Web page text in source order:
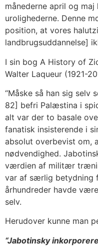
månederne april og
urolighederne. Denne
position, at vores
landbrugsuddannelse]
I sin bog A History of
Walter Laqueur (1921-
“Måske så han sig selv
82] befri Palæstina i
alt var der to basale
fanatisk insisterende i
absolut overbevist om,
nødvendighed.
værdien af militær
var af særlig betydning
århundreder havde
selv.
Herudover kunne man
“Jabotinsky